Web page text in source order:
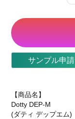
サンプル申請
【商品名】
Dotty DEP-M
(ダティ デップエム)